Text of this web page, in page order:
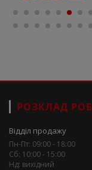
РОЗКЛАД
Відділ продажу
Пн-Пт: 09:00 - 18:00
Сб: 10:00 - 15:00
Нд: вихідний